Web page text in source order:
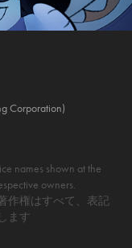
Corporation)
names shown at the
owners.
作権はすべて、表記
ます